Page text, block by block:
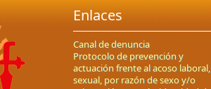
Enlaces
Canal de denuncia
Protocolo de prevención y
actuación frente al acoso laboral,
sexual, por razón de sexo y/o